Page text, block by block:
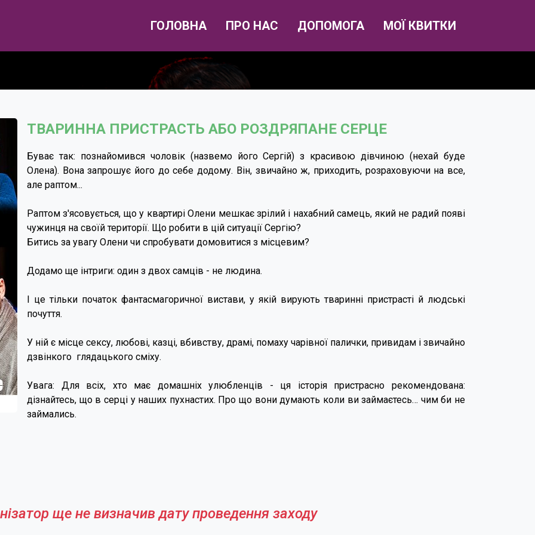
ГОЛОВНА ПРО НАС ДОПОМОГА МОЇ КВИТКИ
ТВАРИННА ПРИСТРАСТЬ АБО РОЗДРЯПАНЕ СЕРЦЕ
Буває так: познайомився чоловік (назвемо його Сергій) з красивою дівчиною (нехай буде
Олена). Вона запрошує його до себе додому. Він, звичайно ж, приходить, розраховуючи на все,
але раптом...
Раптом з'ясовується, що у квартирі Олени мешкає зрілий і нахабний самець, який не радий появі
чужинця на своїй території. Що робити в цій ситуації Сергію?
Битись за увагу Олени чи спробувати домовитися з місцевим?
Додамо ще інтриги: один з двох самців - не людина.
І це тільки початок фантасмагоричної вистави, у якій вирують тваринні пристрасті й людські
почуття.
У ній є місце сексу, любові, казці, вбивству, драмі, помаху чарівної палички, привидам і звичайно
дзвінкого глядацького сміху.
Увага: Для всіх, хто має домашніх улюбленців - ця історія пристрасно рекомендована:
дізнайтесь, що в серці у наших пухнастих. Про що вони думають коли ви займаєтесь… чим би не
займались.
ще не визначив дату проведення заходу